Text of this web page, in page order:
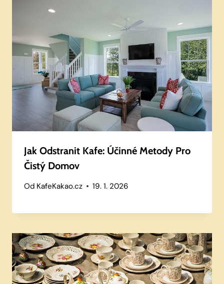
Jak Odstranit Kafe: Účinné Metody Pro
Čistý Domov
Od KafeKakao.cz 19. 1. 2026